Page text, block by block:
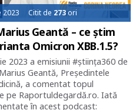
2023 Citit de 273ori
Geantă – ce știm
Omicron XBB.1.5?
2023 a emisiunii #știința360 de
Geantă, Președintele
a comentat topul
pe Raportuldegardă.ro. Iată
în acest podcast: